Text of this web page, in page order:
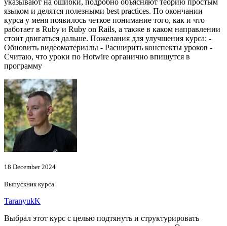
указывают на ошибки, подробно объясняют теорию простым
языком и делятся полезными best practices. По окончании
курса у меня появилось четкое понимание того, как и что
работает в Ruby и Ruby on Rails, а также в каком направлении
стоит двигаться дальше. Пожелания для улучшения курса: -
Обновить видеоматериалы - Расширить конспекты уроков -
Считаю, что уроки по Hotwire органично впишутся в
программу
18 December 2024
Выпускник курса
TaranyukK
Выбрал этот курс с целью подтянуть и структурировать